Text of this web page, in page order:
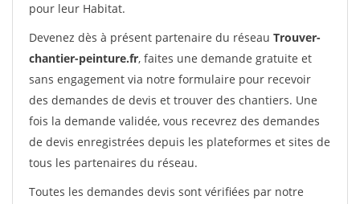
pour leur Habitat.
Devenez dès à présent partenaire du réseau Trouver-
chantier-peinture.fr, faites une demande gratuite et
sans engagement via notre formulaire pour recevoir
des demandes de devis et trouver des chantiers. Une
fois la demande validée, vous recevrez des demandes
de devis enregistrées depuis les plateformes et sites de
tous les partenaires du réseau.
Toutes les demandes devis sont vérifiées par notre